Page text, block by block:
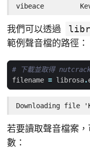
我們可以透過
範例聲音檔的路徑：
# 下載並取得
filename = librosa.
Downloading file
若要讀取聲音檔案，
數：